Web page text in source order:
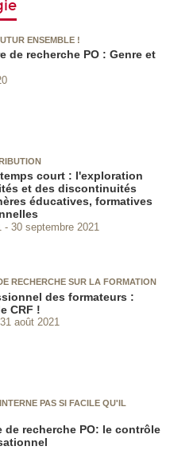
ENSEMBLE !
de recherche PO : Genre et
court : l'exploration
et des discontinuités
éducatives, formatives
30 septembre 2021
RECHERCHE SUR LA FORMATION
des formateurs :
CRF !
31 août 2021
PAS SI FACILE QU'IL
de recherche PO: le contrôle